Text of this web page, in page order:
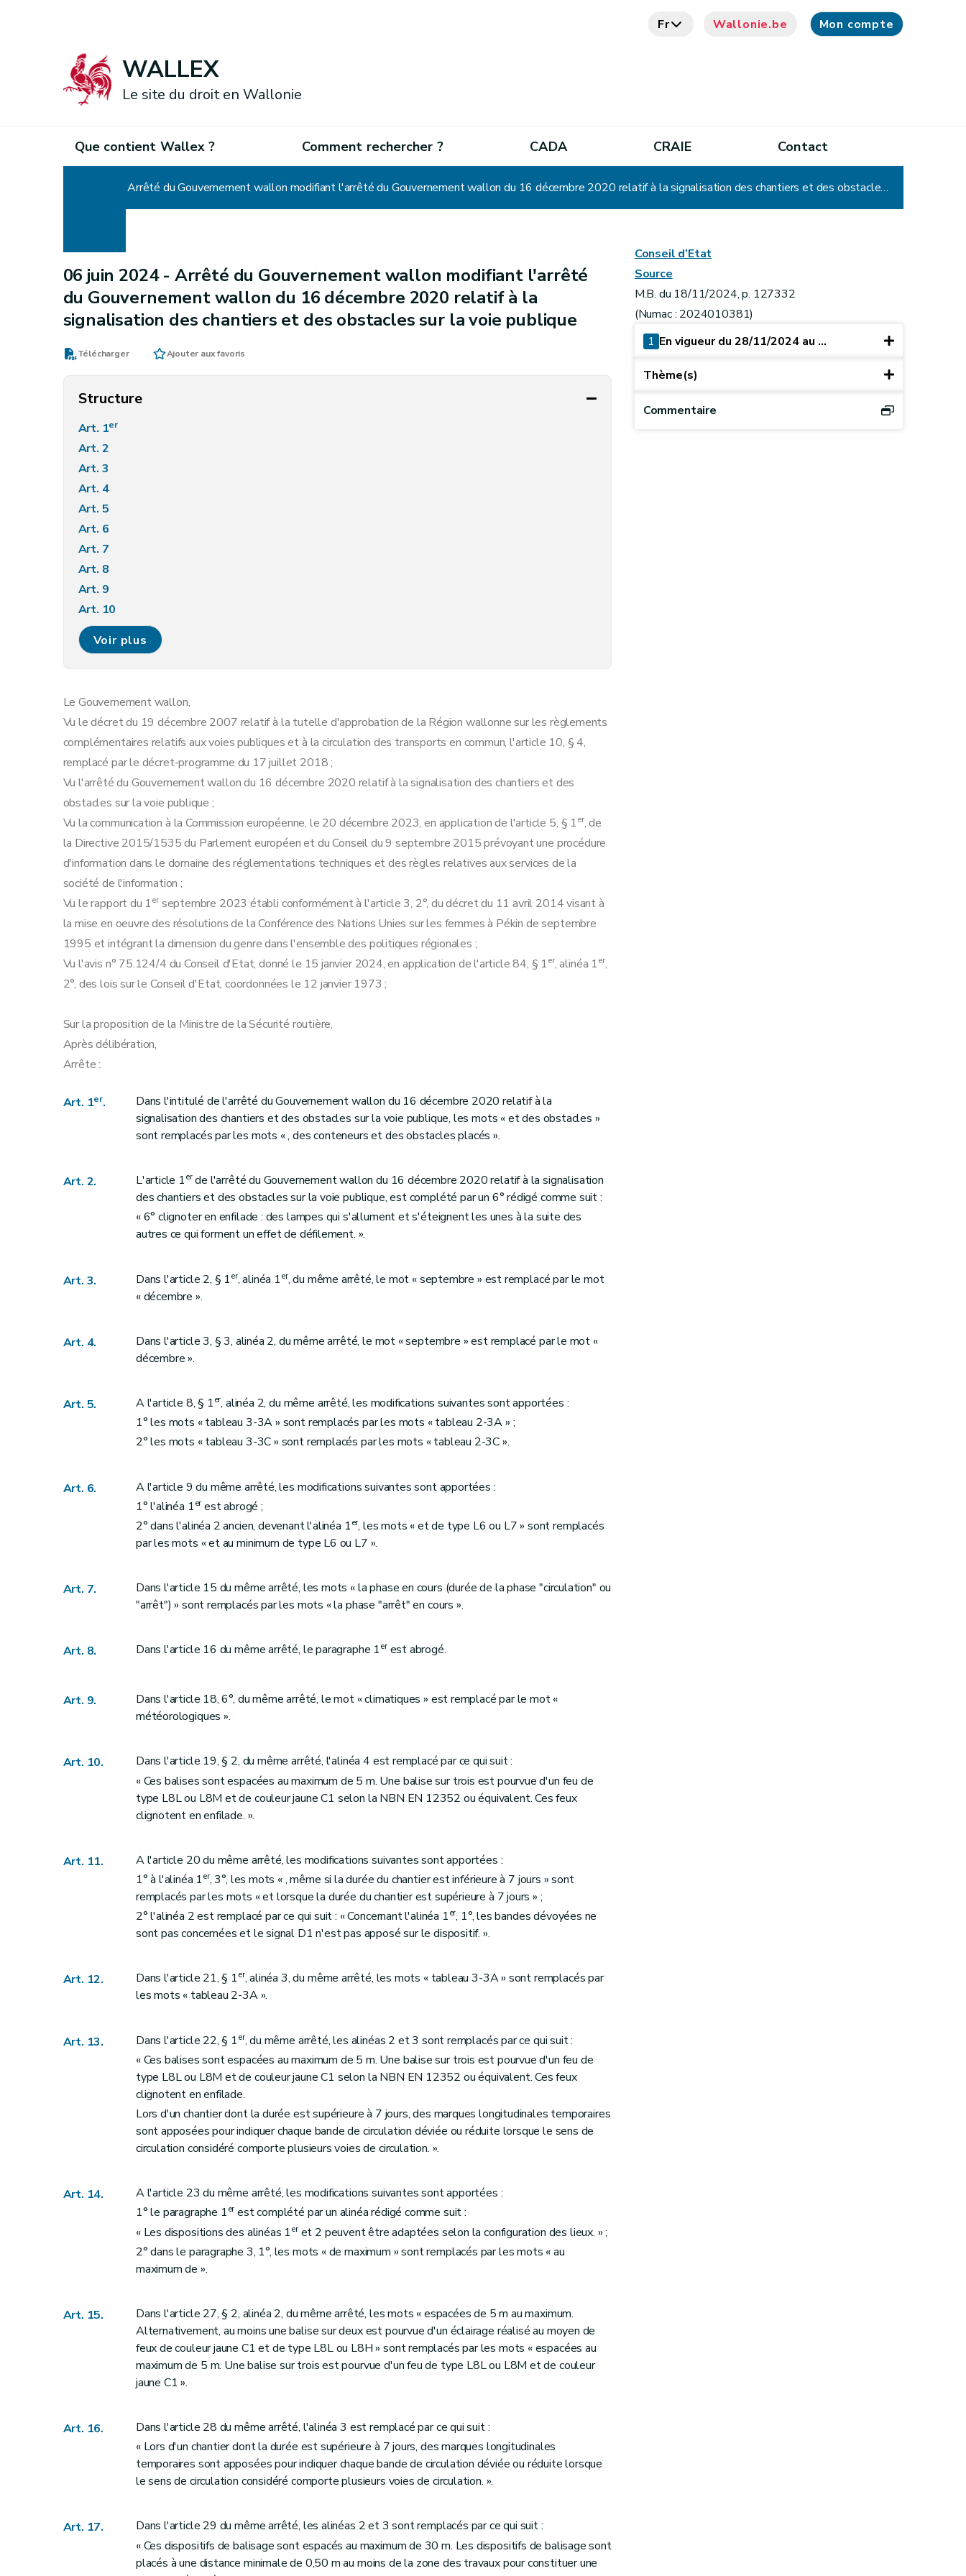
Fr Wallonie.be Mon compte
WALLEX
Le site du droit en Wallonie
Que contient Wallex ? Comment rechercher ? CADA CRAIE Contact
Arrêté du Gouvernement wallon modifiant l'arrêté du Gouvernement wallon du 16 décembre 2020 relatif à la signalisation des chantiers et des obstacles sur la voie publique
06 juin 2024 - Arrêté du Gouvernement wallon modifiant l'arrêté
du Gouvernement wallon du 16 décembre 2020 relatif à la
signalisation des chantiers et des obstacles sur la voie publique
Télécharger Ajouter aux favoris
Structure
Art. 1er
Art. 2
Art. 3
Art. 4
Art. 5
Art. 6
Art. 7
Art. 8
Art. 9
Art. 10
Art. 11
Art. 12
Art. 15
Art. 16
Art. 17
Art. 18
Art. 19
Art. 20
Art. 21
Art. 22
Art. 23
Art. 24
Art. 25
Art. 26
Art. 27
Art. 28
Art. 29
Art. 31
Art. 32
Art. 33
Voir plus
Le Gouvernement wallon,
Vu le décret du 19 décembre 2007 relatif à la tutelle d'approbation de la Région wallonne sur les règlements
complémentaires relatifs aux voies publiques et à la circulation des transports en commun, l'article 10, § 4,
remplacé par le décret-programme du 17 juillet 2018 ;
Vu l'arrêté du Gouvernement wallon du 16 décembre 2020 relatif à la signalisation des chantiers et des
obstacles sur la voie publique ;
Vu la communication à la Commission européenne, le 20 décembre 2023, en application de l'article 5, § 1er, de
la Directive 2015/1535 du Parlement européen et du Conseil du 9 septembre 2015 prévoyant une procédure
d'information dans le domaine des réglementations techniques et des règles relatives aux services de la
société de l'information ;
Vu le rapport du 1erseptembre 2023 établi conformément à l'article 3, 2°, du décret du 11 avril 2014 visant à
la mise en oeuvre des résolutions de la Conférence des Nations Unies sur les femmes à Pékin de septembre
1995 et intégrant la dimension du genre dans l'ensemble des politiques régionales ;
Vu l'avis n° 75.124/4 du Conseil d'Etat, donné le 15 janvier 2024, en application de l'article 84, § 1er, alinéa 1er,
2°, des lois sur le Conseil d'Etat, coordonnées le 12 janvier 1973 ;
Sur la proposition de la Ministre de la Sécurité routière,
Après délibération,
Arrête :
Art. 1er.
Dans l'intitulé de l'arrêté du Gouvernement wallon du 16 décembre 2020 relatif à la
signalisation des chantiers et des obstacles sur la voie publique, les mots « et des obstacles »
sont remplacés par les mots « , des conteneurs et des obstacles placés ».
Art. 2. L'article 1erde l'arrêté du Gouvernement wallon du 16 décembre 2020 relatif à la signalisation
des chantiers et des obstacles sur la voie publique, est complété par un 6° rédigé comme suit :
« 6° clignoter en enfilade : des lampes qui s'allument et s'éteignent les unes à la suite des
autres ce qui forment un effet de défilement. ».
Art. 3. Dans l'article 2, § 1er, alinéa 1er, du même arrêté, le mot « septembre » est remplacé par le mot
« décembre ».
Art. 4.
Dans l'article 3, § 3, alinéa 2, du même arrêté, le mot « septembre » est remplacé par le mot «
décembre ».
Art. 5. A l'article 8, § 1er, alinéa 2, du même arrêté, les modifications suivantes sont apportées :
1° les mots « tableau 3-3A » sont remplacés par les mots « tableau 2-3A » ;
2° les mots « tableau 3-3C » sont remplacés par les mots « tableau 2-3C ».
Art. 6.
A l'article 9 du même arrêté, les modifications suivantes sont apportées :
1° l'alinéa 1erest abrogé ;
2° dans l'alinéa 2 ancien, devenant l'alinéa 1er, les mots « et de type L6 ou L7 » sont remplacés
par les mots « et au minimum de type L6 ou L7 ».
Art. 7.
Dans l'article 15 du même arrêté, les mots « la phase en cours (durée de la phase "circulation" ou
"arrêt") » sont remplacés par les mots « la phase "arrêt" en cours ».
Art. 8. Dans l'article 16 du même arrêté, le paragraphe 1erest abrogé.
Art. 9.
Dans l'article 18, 6°, du même arrêté, le mot « climatiques » est remplacé par le mot «
météorologiques ».
Art. 10.
Dans l'article 19, § 2, du même arrêté, l'alinéa 4 est remplacé par ce qui suit :
« Ces balises sont espacées au maximum de 5 m. Une balise sur trois est pourvue d'un feu de
type L8L ou L8M et de couleur jaune C1 selon la NBN EN 12352 ou équivalent. Ces feux
clignotent en enfilade. ».
Art. 11.
A l'article 20 du même arrêté, les modifications suivantes sont apportées :
1° à l'alinéa 1er, 3°, les mots « , même si la durée du chantier est inférieure à 7 jours » sont
remplacés par les mots « et lorsque la durée du chantier est supérieure à 7 jours » ;
2° l'alinéa 2 est remplacé par ce qui suit : « Concernant l'alinéa 1er, 1°, les bandes dévoyées ne
sont pas concernées et le signal D1 n'est pas apposé sur le dispositif. ».
Art. 12. Dans l'article 21, § 1er, alinéa 3, du même arrêté, les mots « tableau 3-3A » sont remplacés par
les mots « tableau 2-3A ».
Art. 13. Dans l'article 22, § 1er, du même arrêté, les alinéas 2 et 3 sont remplacés par ce qui suit :
« Ces balises sont espacées au maximum de 5 m. Une balise sur trois est pourvue d'un feu de
type L8L ou L8M et de couleur jaune C1 selon la NBN EN 12352 ou équivalent. Ces feux
clignotent en enfilade.
Lors d'un chantier dont la durée est supérieure à 7 jours, des marques longitudinales temporaires
sont apposées pour indiquer chaque bande de circulation déviée ou réduite lorsque le sens de
circulation considéré comporte plusieurs voies de circulation. ».
Art. 14.
A l'article 23 du même arrêté, les modifications suivantes sont apportées :
1° le paragraphe 1erest complété par un alinéa rédigé comme suit :
« Les dispositions des alinéas 1eret 2 peuvent être adaptées selon la configuration des lieux. » ;
2° dans le paragraphe 3, 1°, les mots « de maximum » sont remplacés par les mots « au
maximum de ».
Art. 15.
Dans l'article 27, § 2, alinéa 2, du même arrêté, les mots « espacées de 5 m au maximum.
Alternativement, au moins une balise sur deux est pourvue d'un éclairage réalisé au moyen de
feux de couleur jaune C1 et de type L8L ou L8H » sont remplacés par les mots « espacées au
maximum de 5 m. Une balise sur trois est pourvue d'un feu de type L8L ou L8M et de couleur
jaune C1 ».
Art. 16.
Dans l'article 28 du même arrêté, l'alinéa 3 est remplacé par ce qui suit :
« Lors d'un chantier dont la durée est supérieure à 7 jours, des marques longitudinales
temporaires sont apposées pour indiquer chaque bande de circulation déviée ou réduite lorsque
le sens de circulation considéré comporte plusieurs voies de circulation. ».
Art. 17.
Dans l'article 29 du même arrêté, les alinéas 2 et 3 sont remplacés par ce qui suit :
« Ces dispositifs de balisage sont espacés au maximum de 30 m. Les dispositifs de balisage sont
placés à une distance minimale de 0,50 m au moins de la zone des travaux pour constituer une
Conseil d’Etat
Source
M.B. du 18/11/2024, p. 127332
(Numac : 2024010381)
1 En vigueur du 28/11/2024 au ...
Thème(s)
Commentaire